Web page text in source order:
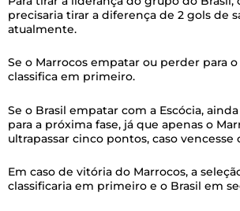
precisaria tirar a diferença de 2 gols de
atualmente.
Se o Marrocos empatar ou perder para o
classifica em primeiro.
Se o Brasil empatar com a Escócia,
para a próxima fase, já que apenas o
ultrapassar cinco pontos, caso vencesse
Em caso de vitória do Marrocos, a
classificaria em primeiro e o Brasil em